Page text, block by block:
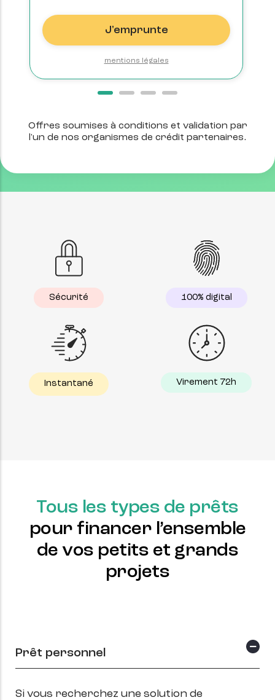
J'emprunte
mentions légales
Offres soumises à conditions et validation par
l'un de nos organismes de crédit partenaires.
Sécurité 100% digital
Instantané Virement 72h
Tous les types de prêts
pour financer l’ensemble
de vos petits et grands
projets
Prêt personnel
Si vous recherchez une solution de